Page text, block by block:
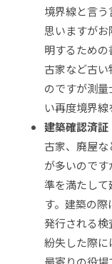
境界線と言
思いますが
明するための
古家など古
のですが測
い再度境界線
建築確認済証
古家、廃屋
が多いので
準を満たし
す。建築の
発行される検
紛失した際に